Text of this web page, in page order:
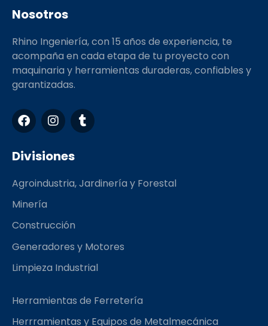
Nosotros
Rhino Ingeniería, con 15 años de experiencia, te
acompaña en cada etapa de tu proyecto con
maquinaria y herramientas duraderas, confiables y
garantizadas.
F
a
c
e
b
o
k
I
n
s
t
a
r
T
u
m
Divisiones
Agroindustria, Jardinería y Forestal
Minería
Construcción
Generadores y Motores
Limpieza Industrial
Herramientas de Ferretería
Herrramientas y Equipos de Metalmecánica